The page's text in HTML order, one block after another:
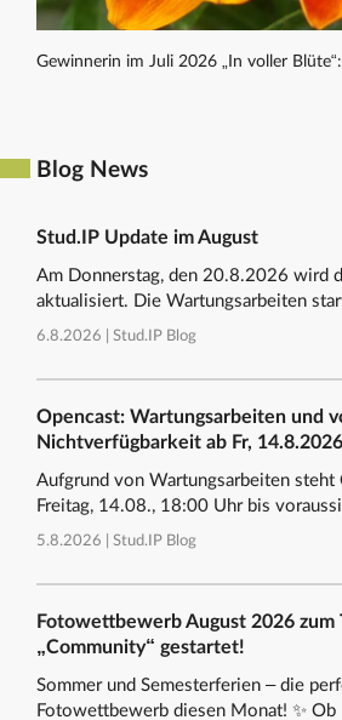
Gewinnerin im Juli 2026 „In voller
Blog News
Stud.IP Update im August
Am Donnerstag, den 20.8.2026 wird
aktualisiert. Die Wartungsarbeiten
6.8.2026 | Stud.IP Blog
Opencast: Wartungsarbeiten und
Nichtverfügbarkeit ab Fr, 14.8.2026
Aufgrund von Wartungsarbeiten steht
Freitag, 14.08., 18:00 Uhr bis
5.8.2026 | Stud.IP Blog
Fotowettbewerb August 2026 zum
„Community“ gestartet!
Sommer und Semesterferien – die
Fotowettbewerb diesen Monat! ✨ Ob